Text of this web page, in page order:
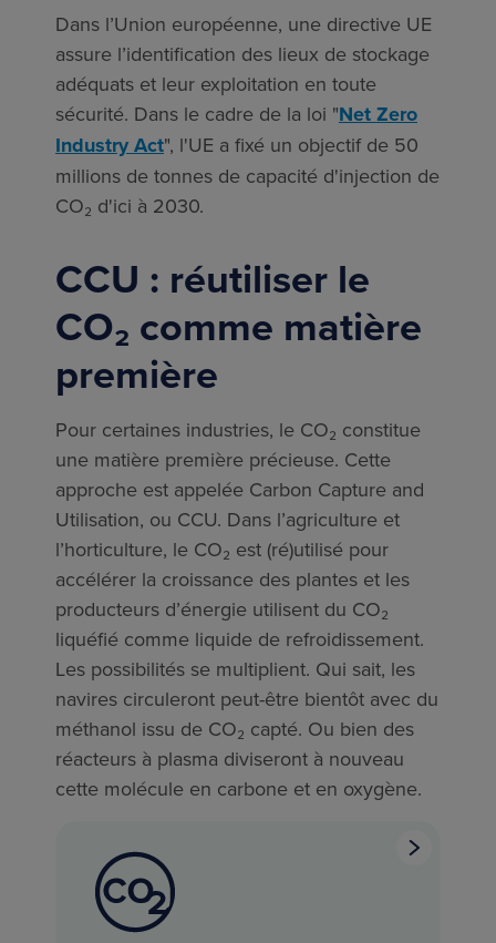
Dans l’Union européenne, une directive UE
assure l’identification des lieux de stockage
adéquats et leur exploitation en toute
sécurité. Dans le cadre de la loi "Net Zero
Industry Act", l'UE a fixé un objectif de 50
millions de tonnes de capacité d'injection de
CO₂ d'ici à 2030.
CCU : réutiliser le
CO₂ comme matière
première
Pour certaines industries, le CO₂ constitue
une matière première précieuse. Cette
approche est appelée Carbon Capture and
Utilisation, ou CCU. Dans l’agriculture et
l’horticulture, le CO₂ est (ré)utilisé pour
accélérer la croissance des plantes et les
producteurs d’énergie utilisent du CO₂
liquéfié comme liquide de refroidissement.
Les possibilités se multiplient. Qui sait, les
navires circuleront peut-être bientôt avec du
méthanol issu de CO₂ capté. Ou bien des
réacteurs à plasma diviseront à nouveau
cette molécule en carbone et en oxygène.